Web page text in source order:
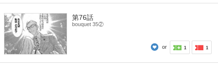
第76話
bouquet 35②
or 1 1